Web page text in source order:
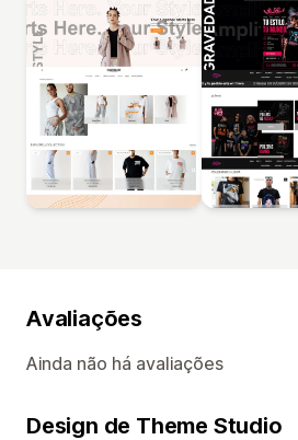
Avaliações
Ainda não há avaliações
Design de Theme Studio